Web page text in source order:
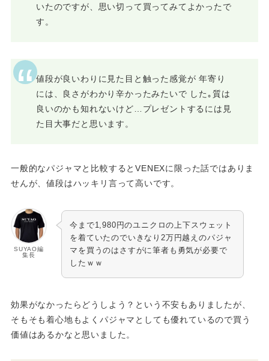
いたのですが、思い切って買ってみてよかったで
す。
値段が良いわりに見た目と触った感覚が 年寄り
には、良さがわかり辛かったみたいで した｡質は
良いのかも知れないけど…プレゼントするには見
た目大事だと思います。
一般的なパジャマと比較するとVENEXに限った話ではありま
せんが、値段はハッキリ言って高いです。
SUYAO編
集長
今まで1,980円のユニクロの上下スウェット
を着ていたのでいきなり2万円越えのパジャ
マを買うのはさすがに筆者も勇気が必要で
したｗｗ
効果がなかったらどうしよう？という不安もありましたが、
そもそも着心地もよくパジャマとしても優れているので買う
価値はあるかなと思いました。